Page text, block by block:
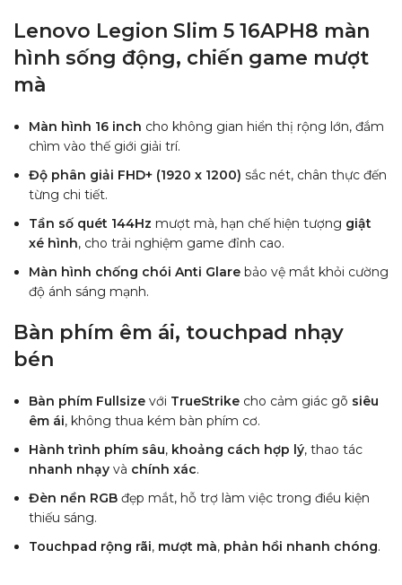
Lenovo Legion Slim 5 16APH8 màn
hình sống động, chiến game mượt
mà
Màn hình 16 inch cho không gian hiển thị rộng lớn, đắm
chìm vào thế giới giải trí.
Độ phân giải FHD+ (1920 x 1200) sắc nét, chân thực đến
từng chi tiết.
Tần số quét 144Hz mượt mà, hạn chế hiện tượng giật
xé hình, cho trải nghiệm game đỉnh cao.
Màn hình chống chói Anti Glare bảo vệ mắt khỏi cường
độ ánh sáng mạnh.
Bàn phím êm ái, touchpad nhạy
bén
Bàn phím Fullsize với TrueStrike cho cảm giác gõ siêu
êm ái, không thua kém bàn phím cơ.
Hành trình phím sâu, khoảng cách hợp lý, thao tác
nhanh nhạy và chính xác.
Đèn nền RGB đẹp mắt, hỗ trợ làm việc trong điều kiện
thiếu sáng.
Touchpad rộng rãi, mượt mà, phản hồi nhanh chóng.